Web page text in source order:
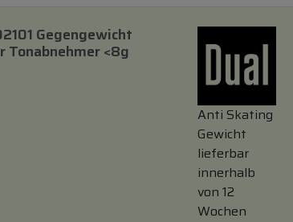
Gegengewicht
Tonabnehmer <8g
Anti Skating
Gewicht
lieferbar
innerhalb
von 12
Wochen